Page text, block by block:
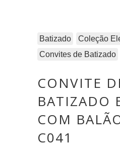
Batizado
Coleção
Convites de Batizado
CONVITE
BATIZADO
COM
C041